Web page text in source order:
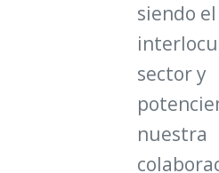
siendo el
sector y
nuestra